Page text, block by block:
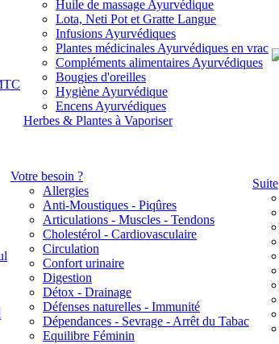
Huile de massage Ayurvédique
Lota, Neti Pot et Gratte Langue
Infusions Ayurvédiques
Plantes médicinales Ayurvédiques en vrac
Compléments alimentaires Ayurvédiques
Bougies d'oreilles
Hygiène Ayurvédique
Encens Ayurvédiques
Herbes & Plantes à Vaporiser
Votre besoin ?
Allergies
Anti-Moustiques - Piqûres
Articulations - Muscles - Tendons
Cholestérol - Cardiovasculaire
Circulation
Confort urinaire
Digestion
Détox - Drainage
Défenses naturelles - Immunité
Dépendances - Sevrage - Arrêt du Tabac
Equilibre Féminin
Suite